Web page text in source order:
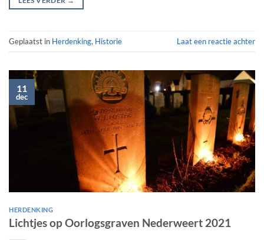
Geplaatst in Herdenking, Historie Laat een reactie achter
11
dec
HERDENKING
Lichtjes op Oorlogsgraven Nederweert 2021